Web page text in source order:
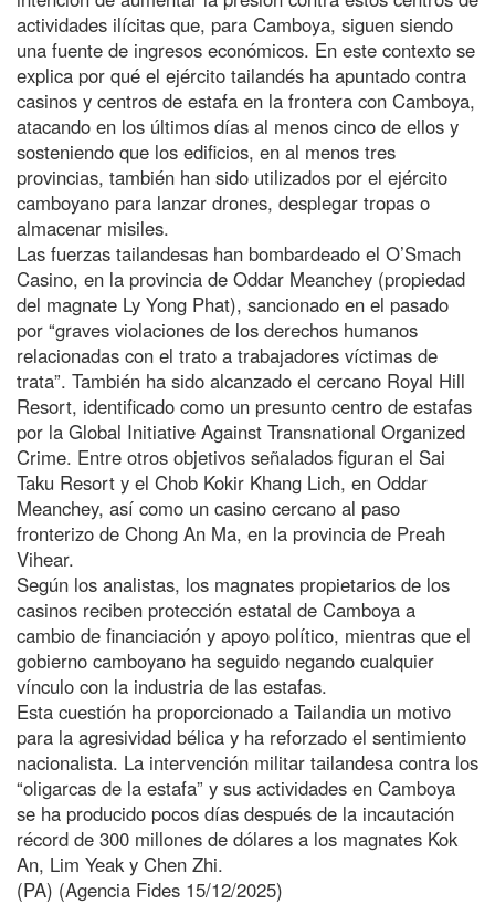
actividades ilícitas que, para Camboya, siguen siendo
una fuente de ingresos económicos. En este contexto se
explica por qué el ejército tailandés ha apuntado contra
casinos y centros de estafa en la frontera con Camboya,
atacando en los últimos días al menos cinco de ellos y
sosteniendo que los edificios, en al menos tres
provincias, también han sido utilizados por el ejército
camboyano para lanzar drones, desplegar tropas o
almacenar misiles.
Las fuerzas tailandesas han bombardeado el O’Smach
Casino, en la provincia de Oddar Meanchey (propiedad
del magnate Ly Yong Phat), sancionado en el pasado
por “graves violaciones de los derechos humanos
relacionadas con el trato a trabajadores víctimas de
trata”. También ha sido alcanzado el cercano Royal Hill
Resort, identificado como un presunto centro de estafas
por la Global Initiative Against Transnational Organized
Crime. Entre otros objetivos señalados figuran el Sai
Taku Resort y el Chob Kokir Khang Lich, en Oddar
Meanchey, así como un casino cercano al paso
fronterizo de Chong An Ma, en la provincia de Preah
Vihear.
Según los analistas, los magnates propietarios de los
casinos reciben protección estatal de Camboya a
cambio de financiación y apoyo político, mientras que el
gobierno camboyano ha seguido negando cualquier
vínculo con la industria de las estafas.
Esta cuestión ha proporcionado a Tailandia un motivo
para la agresividad bélica y ha reforzado el sentimiento
nacionalista. La intervención militar tailandesa contra los
“oligarcas de la estafa” y sus actividades en Camboya
se ha producido pocos días después de la incautación
récord de 300 millones de dólares a los magnates Kok
An, Lim Yeak y Chen Zhi.
(PA) (Agencia Fides 15/12/2025)